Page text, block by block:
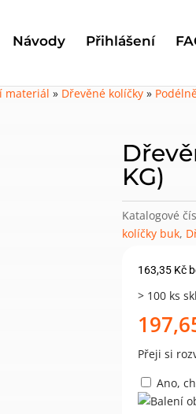
Návody Přihlášení
materiál » Dřevěné kolíčky »
KG)
Katalogové
kolíčky buk,
163,35 Kč
> 100 ks
Přeji si
Ano,